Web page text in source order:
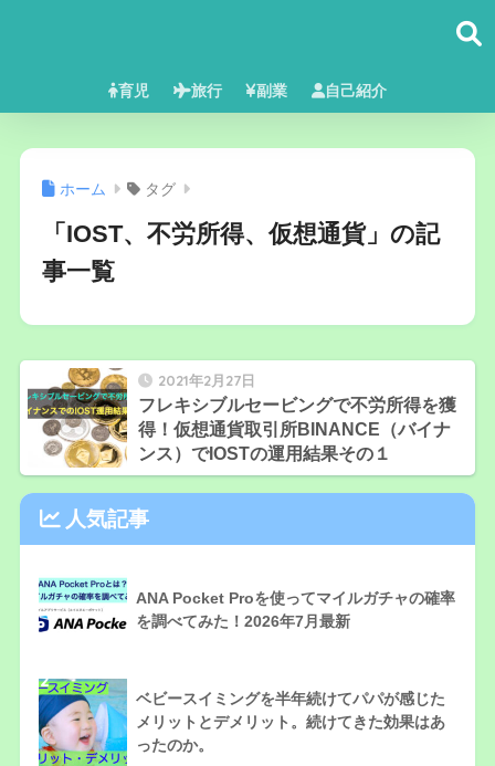
育児 旅行 副業 自己紹介
ホーム タグ
「IOST、不労所得、仮想通貨」の記
事一覧
2021年2月27日
フレキシブルセービングで不労所得を獲
得！仮想通貨取引所BINANCE（バイナ
ンス）でIOSTの運用結果その１
人気記事
ANA Pocket Proを使ってマイルガチャの確率
を調べてみた！2026年7月最新
2
ベビースイミングを半年続けてパパが感じた
メリットとデメリット。続けてきた効果はあ
ったのか。